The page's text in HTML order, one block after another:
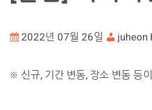
2022년 07월 26일 juheon
※ 신규, 기간 변동, 장소 변동 등